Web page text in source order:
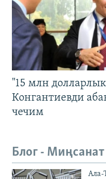
"15 млн
Конгантиевди
чечим
Блог - Миңсанат
Ала-